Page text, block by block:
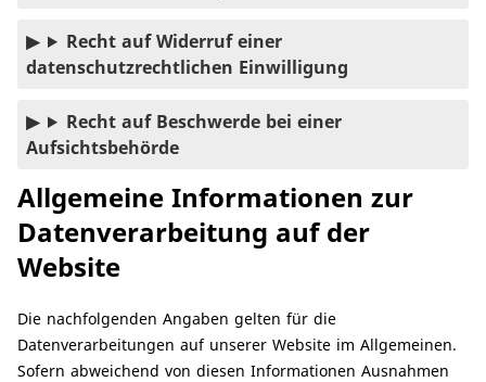
Recht auf Widerruf einer
datenschutzrechtlichen Einwilligung
Recht auf Beschwerde bei einer
Aufsichtsbehörde
Allgemeine Informationen zur
Datenverarbeitung auf der
Website
Die nachfolgenden Angaben gelten für die
Datenverarbeitungen auf unserer Website im Allgemeinen.
Sofern abweichend von diesen Informationen Ausnahmen